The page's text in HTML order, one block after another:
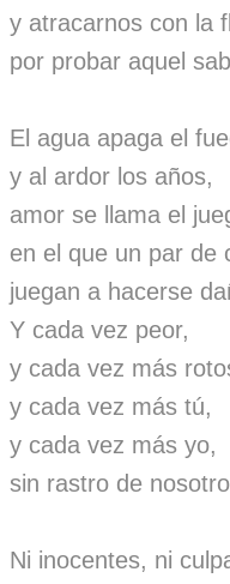
y atracarnos con la
por probar aquel
El agua apaga el
y al ardor los años,
amor se llama el
en el que un par de
juegan a hacerse
Y cada vez peor,
y cada vez más
y cada vez más tú,
y cada vez más yo,
sin rastro de
Ni inocentes, ni